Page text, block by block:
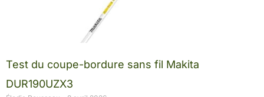
Test du coupe-bordure sans fil Makita
DUR190UZX3